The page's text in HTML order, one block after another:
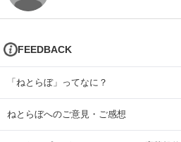
FEEDBACK
「ねとらぼ」ってなに？
ねとらぼへのご意見・ご感想